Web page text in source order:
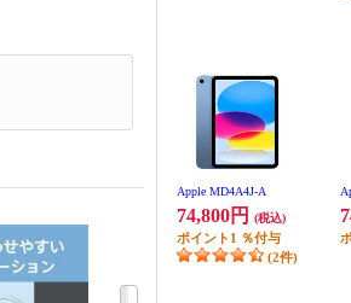
Apple MD4A4J-A
74,800円 (税込)
ポイント 1 ％付与
(2件)